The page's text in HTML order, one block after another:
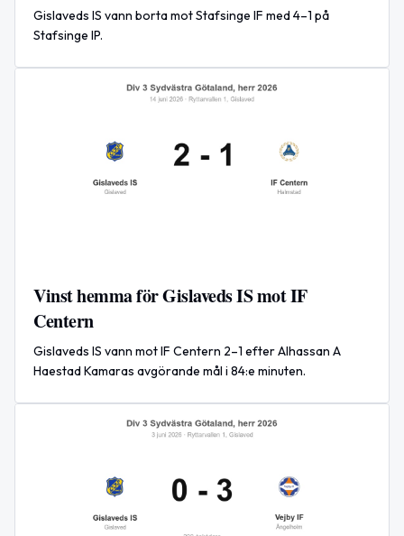
Gislaveds IS vann borta mot Stafsinge IF med 4–1 på
Stafsinge IP.
Vinst hemma för Gislaveds IS mot IF
Centern
Gislaveds IS vann mot IF Centern 2–1 efter Alhassan A
Haestad Kamaras avgörande mål i 84:e minuten.